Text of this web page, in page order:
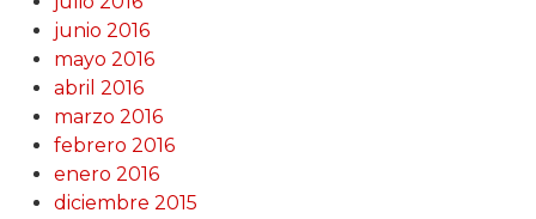
junio 2016
mayo 2016
abril 2016
marzo 2016
febrero 2016
enero 2016
diciembre 2015